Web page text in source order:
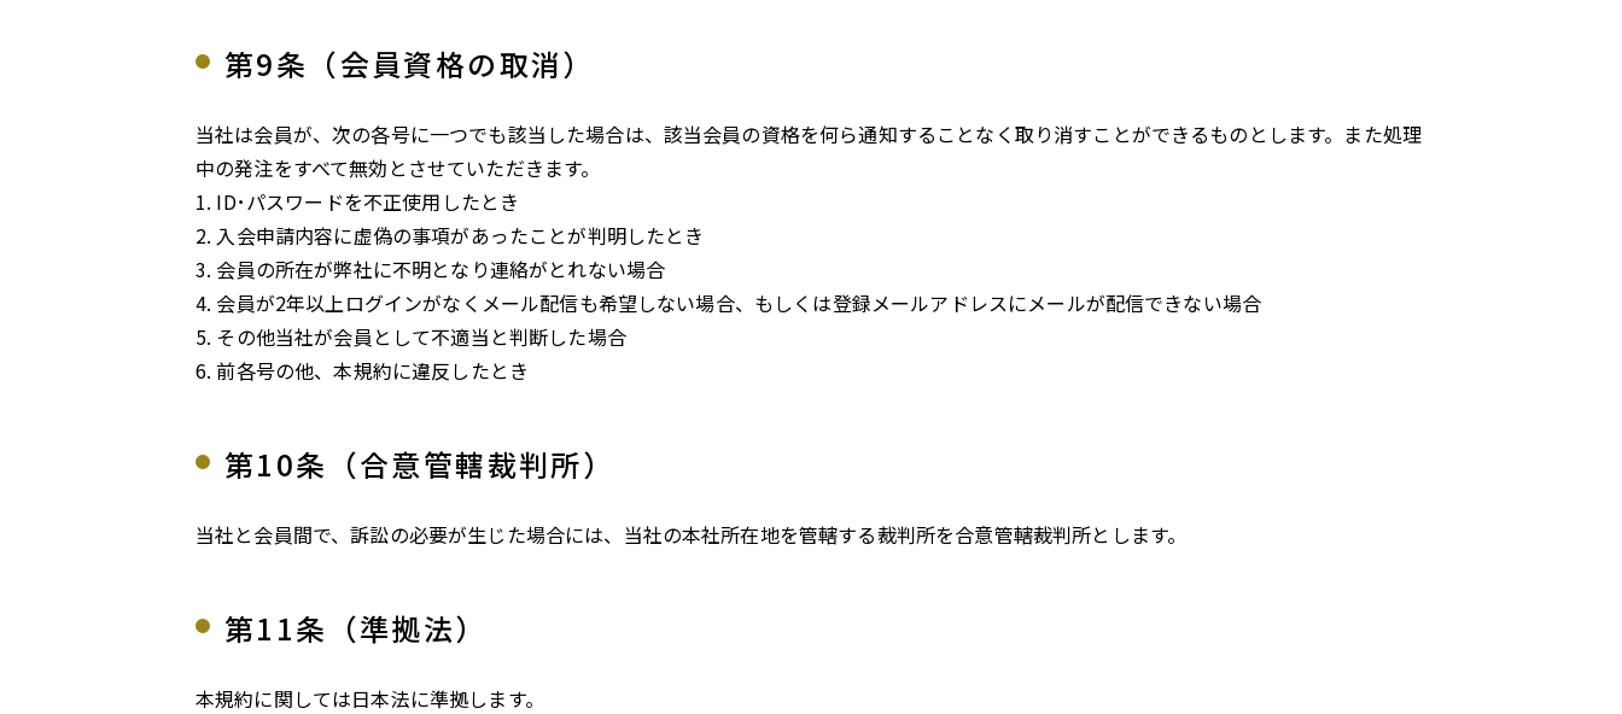
第9条（会員資格の取消）
当社は会員が、次の各号に一つでも該当した場合は、該当会員の資格を何ら通知することなく取り消すことができるものとします。また処理
中の発注をすべて無効とさせていただきます。
ID･パスワードを不正使用したとき
入会申請内容に虚偽の事項があったことが判明したとき
会員の所在が弊社に不明となり連絡がとれない場合
会員が2年以上ログインがなくメール配信も希望しない場合、もしくは登録メールアドレスにメールが配信できない場合
その他当社が会員として不適当と判断した場合
前各号の他、本規約に違反したとき
第10条（合意管轄裁判所）
当社と会員間で、訴訟の必要が生じた場合には、当社の本社所在地を管轄する裁判所を合意管轄裁判所とします。
第11条（準拠法）
本規約に関しては日本法に準拠します。